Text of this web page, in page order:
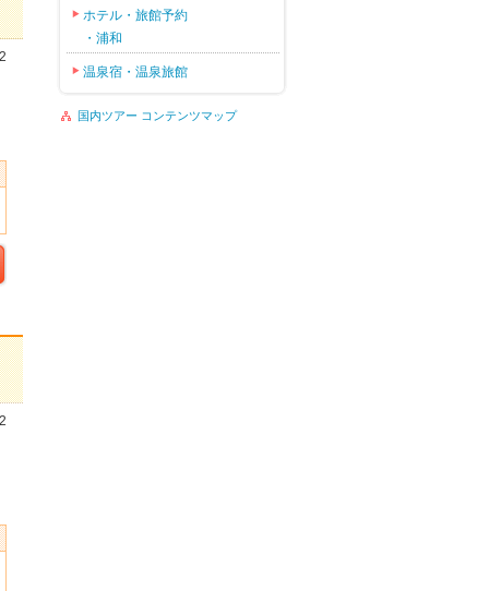
ホテル・旅館予約
・浦和
温泉宿・温泉旅館
国内ツアー コンテンツマップ